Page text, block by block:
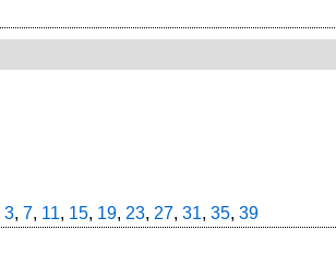
3, 7, 11, 15, 19, 23, 27, 31, 35, 39